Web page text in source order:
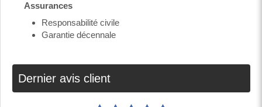
Assurances
Responsabilité civile
Garantie décennale
Dernier avis client